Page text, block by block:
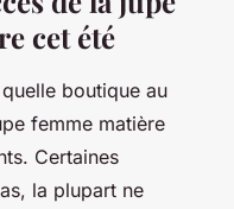
cet été
boutique au
femme matière
Certaines
la plupart ne